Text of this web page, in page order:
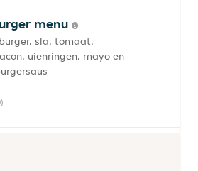
menu
sla, tomaat,
uienringen, mayo en